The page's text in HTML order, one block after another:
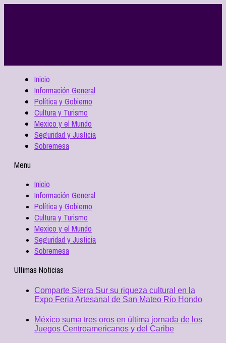
Inicio
Información General
Política y Gobierno
Cultura y Turismo
Mexico y el Mundo
Seguridad y Justicia
Sobremesa
Menu
Inicio
Información General
Política y Gobierno
Cultura y Turismo
Mexico y el Mundo
Seguridad y Justicia
Sobremesa
Ultimas Noticias
Comparte Sierra Sur su riqueza cultural en la
Expo Feria Artesanal de San Mateo Río Hondo
México suma tres oros en última jornada de los
Juegos Centroamericanos y del Caribe